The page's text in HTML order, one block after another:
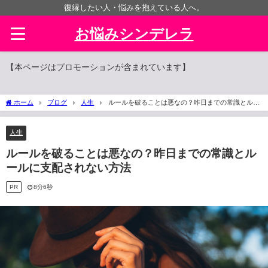
復縁したい人・悩みを抱えている人へ。
お悩みシンデレラ
【本ページはプロモーションが含まれています】
ホーム ブログ 人生
ルールを破ることは悪なの？昨日までの常識とルー
ルに支配されない方法
人生
ルールを破ることは悪なの？昨日までの常識とル
ールに支配されない方法
PR 8分6秒